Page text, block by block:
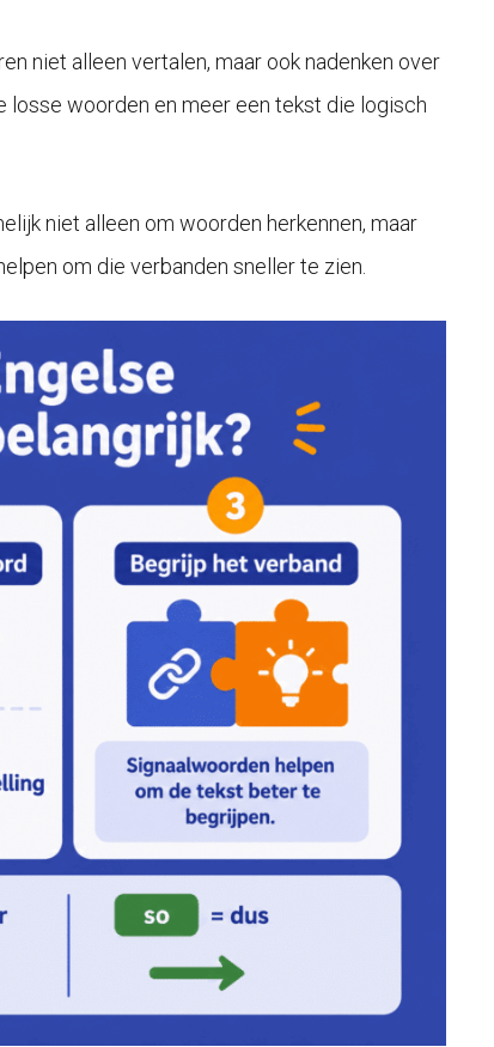
niet alleen vertalen, maar ook nadenken over
losse woorden en meer een tekst die logisch
niet alleen om woorden herkennen, maar
om die verbanden sneller te zien.